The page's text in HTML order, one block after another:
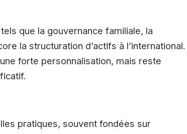
que la gouvernance familiale, la
la structuration d’actifs à l’international.
forte personnalisation, mais reste
pratiques, souvent fondées sur